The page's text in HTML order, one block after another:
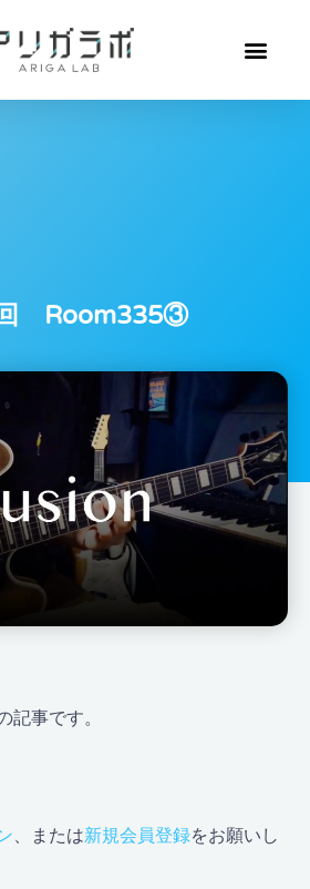
Room335③
記事です。
、または新規会員登録をお願いし